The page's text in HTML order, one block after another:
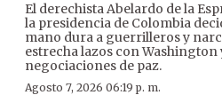
El derechista Abelardo de la
la presidencia de Colombia
mano dura a guerrilleros y
estrecha lazos con Washington
negociaciones de paz.
Agosto 7, 2026 06:19 p. m.